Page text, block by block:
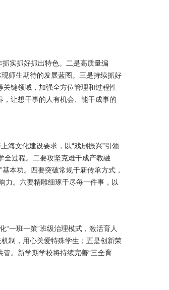
实抓好抓出特色。二是高质量编
师生期待的发展蓝图。三是持续抓好
键领域，加强全方位管理和过程性
让想干事的人有机会、能干成事的
海文化建设要求，以“戏剧振兴”引领
全过程。二要攻坚克难干成产教融
本功。四要突破常规干新传承方式，
力。六要精雕细琢干尽每一件事，以
“一班一策”班级治理模式，激活育人
制，用心关爱特殊学生；五是创新荣
。新学期学校将持续完善“三全育